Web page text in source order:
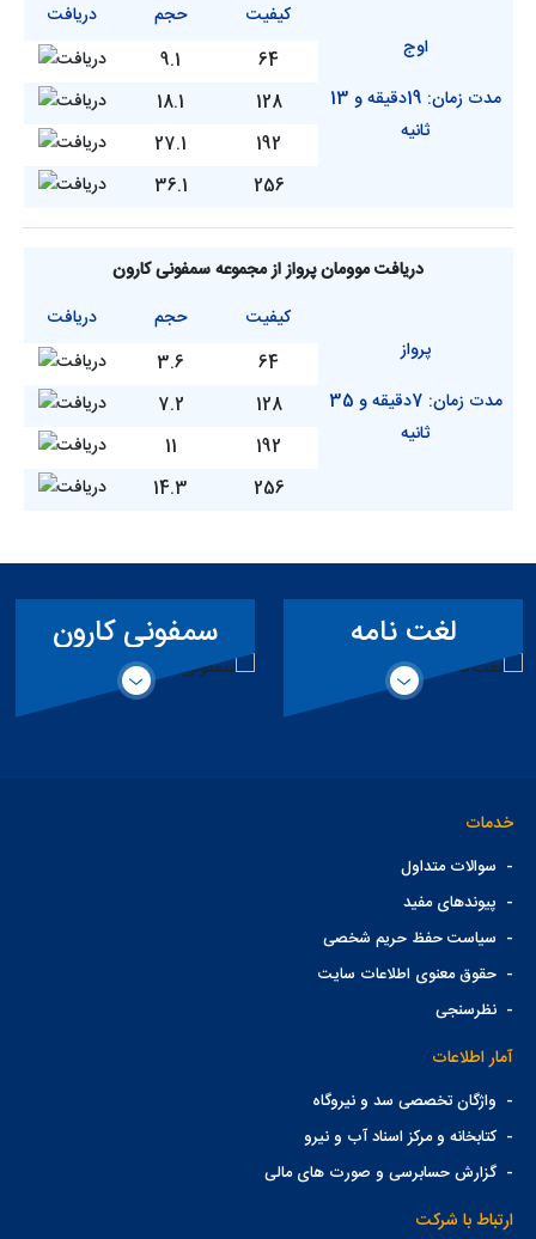
دریافت
حجم
کیفیت
اوج
مدت زمان: 19دقیقه و 13
ثانیه
9.1
64
18.1
128
27.1
192
36.1
256
دریافت موومان پرواز از مجموعه سمفونی کارون
دریافت
حجم
کیفیت
پرواز
مدت زمان: 7دقیقه و 35
ثانیه
3.6
64
7.2
128
11
192
14.3
256
لغت نامه
تخصصی سد
سمفونی کارون
خدمات
- سوالات متداول
- پیوندهای مفید
- سیاست حفظ حریم شخصی
-حقوق معنوی اطلاعات سایت
-نظرسنجی
آمار اطلاعات
- واژگان تخصصی سد و نیروگاه
-کتابخانه و مرکز اسناد آب و نیرو
-گزارش حسابرسی و صورت های مالی
ارتباط با شرکت